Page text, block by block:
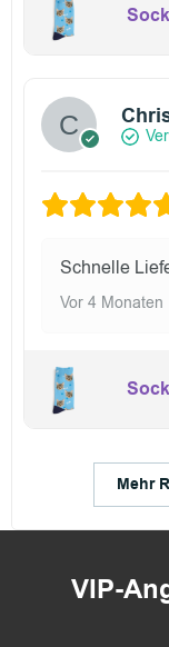
Schnelle
Vor 4 Monaten
Mehr
VIP-